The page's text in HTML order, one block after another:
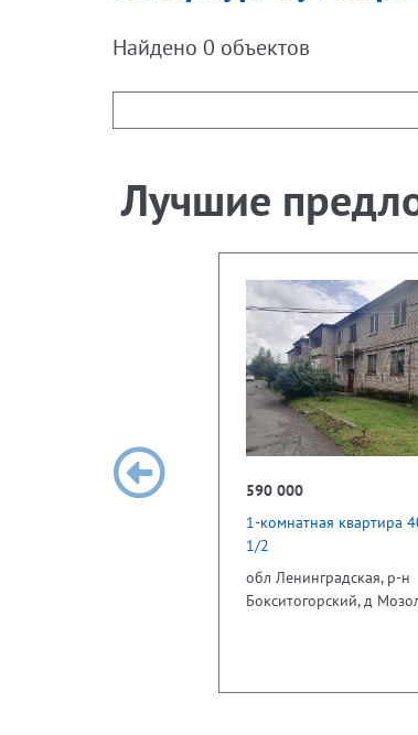
Найдено 0 объектов
Лучшие
590 000
1-комнатная квартира
1/2
обл Ленинградская, р-н
Бокситогорский, д